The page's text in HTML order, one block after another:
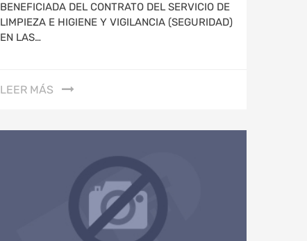
BENEFICIADA DEL CONTRATO DEL SERVICIO DE
LIMPIEZA E HIGIENE Y VIGILANCIA (SEGURIDAD)
EN LAS…
LEER MÁS